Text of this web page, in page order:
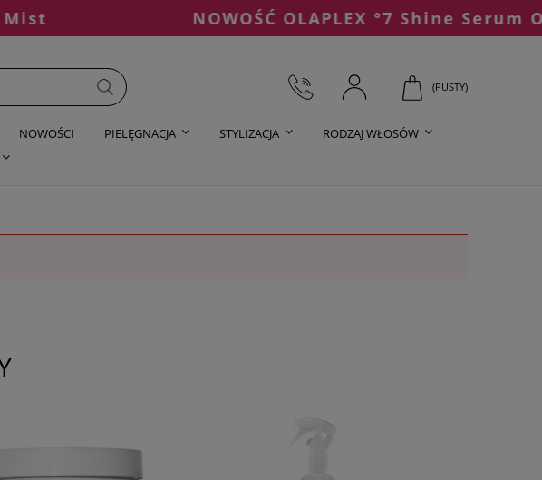
NOWOŚĆ OLAPLEX °7 Shine Serum
(PUSTY)
NOWOŚCI PIELĘGNACJA STYLIZACJA
RODZAJ WŁOSÓW